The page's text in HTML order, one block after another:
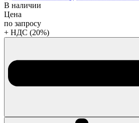
В наличии
Цена
по запросу
+ НДС (20%)